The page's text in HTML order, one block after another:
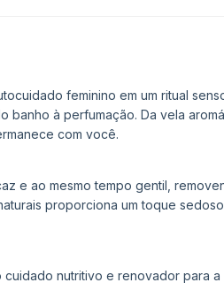
feminino em um ritual
à perfumação. Da vela
com você.
e ao mesmo tempo gentil,
proporciona um toque
nutritivo e renovador para